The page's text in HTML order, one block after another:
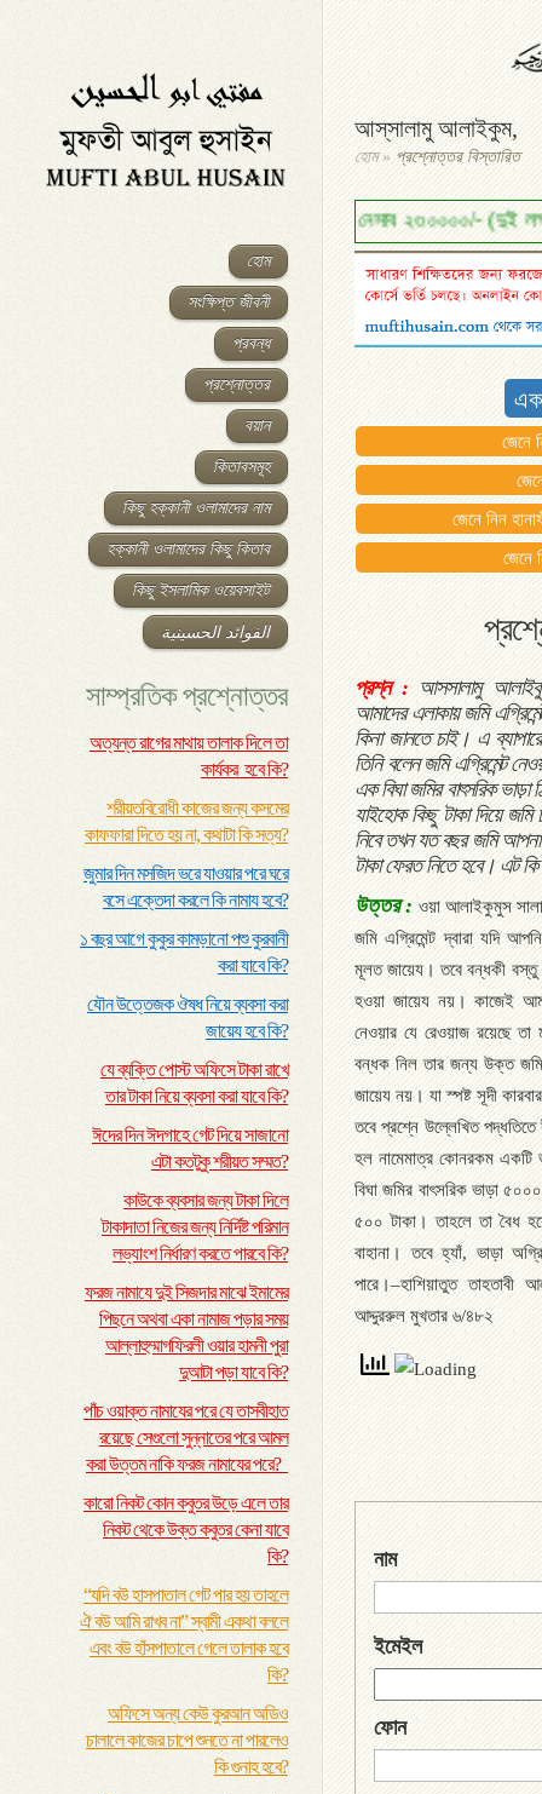
হোম
সংক্ষিপ্ত জীবনী
প্রবন্ধ
প্রশ্নোত্তর
বয়ান
কিতাবসমূহ
কিছু হক্কানী ওলামাদের নাম
হক্কানী ওলামাদের কিছু কিতাব
কিছু ইসলামিক ওয়েবসাইট
الفوائد الحسينية
সাম্প্রতিক প্রশ্নোত্তর
অত্যন্ত রাগের মাথায় তালাক দিলে তা
কার্যকর হবে কি?
শরীয়তবিরোধী কাজের জন্য কসমের
কাফফারা দিতে হয় না, কথাটা কি সত্য?
জুমার দিন মসজিদ ভরে যাওয়ার পরে ঘরে
বসে এক্তেদা করলে কি নামায হবে?
১ বছর আগে কুকুর কামড়ানো পশু কুরবানী
করা যাবে কি?
যৌন উত্তেজক ঔষধ নিয়ে ব্যবসা করা
জায়েয হবে কি?
যে ব্যক্তি পোস্ট অফিসে টাকা রাখে
তার টাকা নিয়ে ব্যবসা করা যাবে কি?
ঈদের দিন ঈদগাহে গেট দিয়ে সাজানো
এটা কতটুকু শরীয়ত সম্মত?
কাউকে ব্যবসার জন্য টাকা দিলে
টাকাদাতা নিজের জন্য নির্দিষ্ট পরিমান
লভ্যাংশ নির্ধারণ করতে পারবে কি?
ফরজ নামাযে দুই সিজদার মাঝে ইমামের
পিছনে অথবা একা নামাজ পড়ার সময়
আল্লাহুম্মাগফিরলী ওয়ার হামনী পুরা
দুআটা পড়া যাবে কি?
পাঁচ ওয়াক্ত নামাযের পরে যে তাসবীহাত
রয়েছে সেগুলো সুন্নাতের পরে আমল
করা উত্তম নাকি ফরজ নামাযের পরে?
কারো নিকট কোন কবুতর উড়ে এলে তার
নিকট থেকে উক্ত কবুতর কেনা যাবে
কি?
“যদি বউ হাসপাতাল গেট পার হয় তাহলে
ঐ বউ আমি রাখব না” স্বামী একথা বললে
এবং বউ হাঁসপাতালে গেলে তালাক হবে
কি?
অফিসে অন্য কেউ কুরআন অডিও
চালালে কাজের চাপে শুনতে না পারলেও
কি গুনাহ হবে?
আস্‌সালামু আলাইকুম,
হোম »প্রশ্নোত্তর বিস্তারিত
বর্তমান যাকাতের নেসাব ২৩০০০০/- (দুই লক্ষ ত্রিশ হাজার টাকা)।
জেনে
জেনে নিন
জেনে
প্রশ্ন :আসসালামু
আমাদের এলাকায় জমি
কিনা জানতে চাই। এ
তিনি বলেন জমি এগ্রিমেন্ট
এক বিঘা জমির বাৎসরিক ভাড়া
যাইহোক কিছু টাকা দিয়ে
নিবে তখন যত বছর জমি
টাকা ফেরত নিতে হবে। এট
উত্তর : ওয়া আলাইকুমুস
জমি এগ্রিমেন্ট দ্বারা যদি
মূলত জায়েয। তবে বন্ধকী বস্তু
হওয়া জায়েয নয়। কাজেই
নেওয়ার যে রেওয়াজ রয়েছে
বন্ধক নিল তার জন্য উক্ত জমি
জায়েয নয়। যা স্পষ্ট সূদী
তবে প্রশ্নে উল্লেখিত পদ্ধতিতে
হল নামেমাত্র কোনরকম একটি
বিঘা জমির বাৎসরিক ভাড়া
৫০০ টাকা। তাহলে তা বৈধ
বাহানা। তবে হ্যাঁ, ভাড়া
পারে।–হাশিয়াতুত
আদ্দুররুল মুখতার ৬/৪৮২
নাম
ইমেইল
ফোন